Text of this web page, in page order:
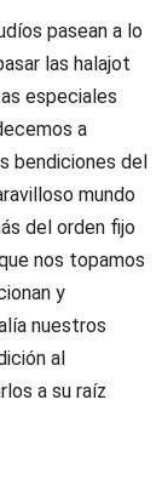
pasean a lo
las halajot
especiales
a
bendiciones del
mundo
del orden fijo
nos topamos
y
nuestros
al
a su raíz